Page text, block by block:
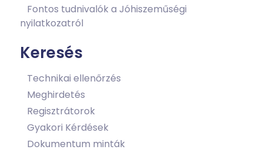
Fontos tudnivalók a Jóhiszeműségi
nyilatkozatról
Keresés
Technikai ellenőrzés
Meghirdetés
Regisztrátorok
Gyakori Kérdések
Dokumentum minták